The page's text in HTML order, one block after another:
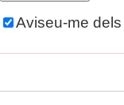
Aviseu-me